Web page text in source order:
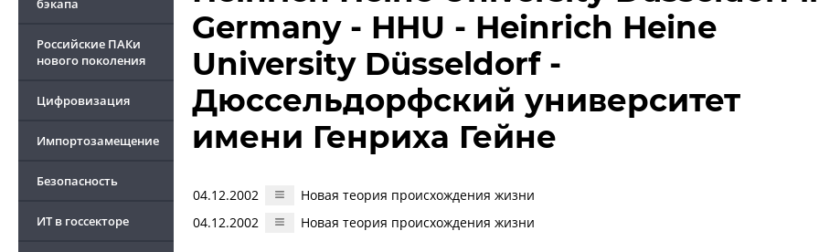
бэкапа
Российские ПАКи
нового поколения
Цифровизация
Импортозамещение
Безопасность
ИТ в госсекторе
Germany - HHU - Heinrich Heine
University Düsseldorf -
Дюссельдорфский университет
имени Генриха Гейне
04.12.2002
Новая теория происхождения жизни
04.12.2002
Новая теория происхождения жизни